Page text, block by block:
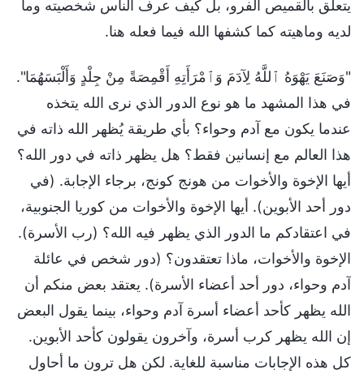
يتعلق بالقميص الفرو، بل كيف عرف الناس شخصيته وما
لديه وماهيته كما كشفها الله فيما فعله هنا.
"وَصَنَعَ يَهْوَهُ ٱللَّهُ لِآدَمَ وَٱمْرَأَتِهِ أَقْمِصَةً مِنْ جِلْدٍ وَأَلْبَسَهُمَا".
في هذا المشهد ما هو نوع الدور الذي نرى الله يتخذه
عندما يكون مع آدم وحواء؟ بأي طريقة يُظهر الله ذاته في
هذا العالم مع إنسانين فقط؟ هل يظهر ذاته في دور الله؟
أيها الإخوة والأخوات من هونج كونج، برجاء الإجابة. (في
دور أحد الأبوين). أيها الإخوة والأخوات من كوريا الجنوبية،
في اعتقادكم ما الدور الذي يظهر فيه الله؟ (رب الأسرة).
الإخوة والأخوات، ماذا تعتقدون؟ (دور شخص في عائلة
آدم وحواء، دور أحد أعضاء الأسرة). يعتقد بعض منكم أن
الله يظهر كأحد أعضاء أسرة آدم وحواء، بينما يقول البعض
إن الله يظهر كرب أسرة، وآخرون يقولون كأحد الأبوين.
كل هذه الإجابات مناسبة للغاية. لكن هل ترون ما أحاول